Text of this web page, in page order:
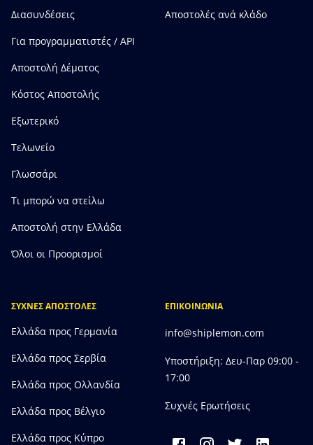
Διασυνδέσεις
Για προγραμματιστές / API
Αποστολή Δέματος
Κόστος Αποστολής
Εξωτερικό
Τελωνείο
Γλωσσάρι
Τι μπορώ να στείλω
Αποστολή στην Ελλάδα
Όλοι οι Προορισμοί
Αποστολές ανά κλάδο
ΣΥΧΝΕΣ ΑΠΟΣΤΟΛΕΣ
Ελλάδα προς Γερμανία
Ελλάδα προς Σερβία
Ελλάδα προς Ολλανδία
Ελλάδα προς Bέλγιο
Ελλάδα προς Κύπρο
ΕΠΙΚΟΙΝΩΝΙΑ
info@shiplemon.com
Υποστήριξη: Δευ-Παρ 09:00 -
17:00
Συχνές Ερωτήσεις